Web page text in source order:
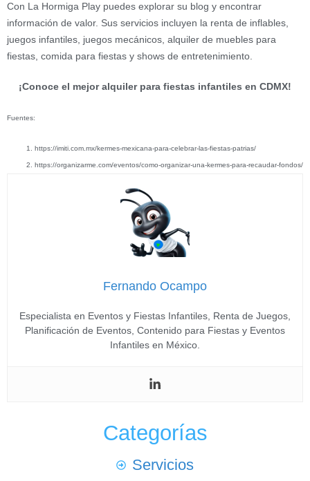
Con La Hormiga Play puedes explorar su blog y encontrar
información de valor. Sus servicios incluyen la renta de inflables,
juegos infantiles, juegos mecánicos, alquiler de muebles para
fiestas, comida para fiestas y shows de entretenimiento.
¡Conoce el mejor alquiler para fiestas infantiles en CDMX!
Fuentes:
https://imiti.com.mx/kermes-mexicana-para-celebrar-las-fiestas-patrias/
https://organizarme.com/eventos/como-organizar-una-kermes-para-recaudar-fondos/
Fernando Ocampo
Especialista en Eventos y Fiestas Infantiles, Renta de Juegos,
Planificación de Eventos, Contenido para Fiestas y Eventos
Infantiles en México.
Categorías
Servicios